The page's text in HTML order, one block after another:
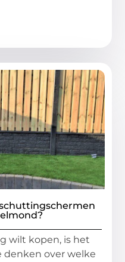
wilt kopen, is het
denken over welke